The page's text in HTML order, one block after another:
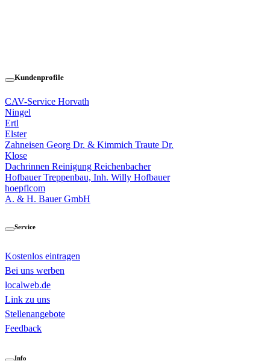
Kundenprofile
CAV-Service Horvath
Ningel
Ertl
Elster
Zahneisen Georg Dr. & Kimmich Traute Dr.
Klose
Dachrinnen Reinigung Reichenbacher
Hofbauer Treppenbau, Inh. Willy Hofbauer
hoepflcom
A. & H. Bauer GmbH
Service
Kostenlos eintragen
Bei uns werben
localweb.de
Link zu uns
Stellenangebote
Feedback
Info